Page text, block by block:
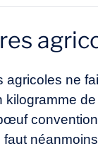
agricoles ne
kilogramme